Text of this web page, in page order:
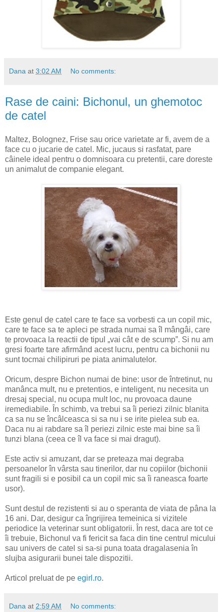
Dana at 3:02 AM No comments:
Rase de caini: Bichonul, un ghemotoc
de catel
Maltez, Bolognez, Frise sau orice varietate ar fi, avem de a
face cu o jucarie de catel. Mic, jucaus si rasfatat, pare
câinele ideal pentru o domnisoara cu pretentii, care doreste
un animalut de companie elegant.
Este genul de catel care te face sa vorbesti ca un copil mic,
care te face sa te apleci pe strada numai sa îl mângâi, care
te provoaca la reactii de tipul „vai cât e de scump”. Si nu am
gresi foarte tare afirmând acest lucru, pentru ca bichonii nu
sunt tocmai chilipiruri pe piata animalutelor.
Oricum, despre Bichon numai de bine: usor de întretinut, nu
manânca mult, nu e pretentios, e inteligent, nu necesita un
dresaj special, nu ocupa mult loc, nu provoaca daune
iremediabile. În schimb, va trebui sa îi periezi zilnic blanita
ca sa nu se încâlceasca si sa nu i se irite pielea sub ea.
Daca nu ai rabdare sa îl periezi zilnic este mai bine sa îi
tunzi blana (ceea ce îl va face si mai dragut).
Este activ si amuzant, dar se preteaza mai degraba
persoanelor în vârsta sau tinerilor, dar nu copiilor (bichonii
sunt fragili si e posibil ca un copil mic sa îi raneasca foarte
usor).
Sunt destul de rezistenti si au o speranta de viata de pâna la
16 ani. Dar, desigur ca îngrijirea temeinica si vizitele
periodice la veterinar sunt obligatorii. În rest, daca are tot ce
îi trebuie, Bichonul va fi fericit sa faca din tine centrul micului
sau univers de catel si sa-si puna toata dragalasenia în
slujba asigurarii bunei tale dispozitii.
Articol preluat de pe egirl.ro.
Dana at 2:59 AM No comments: